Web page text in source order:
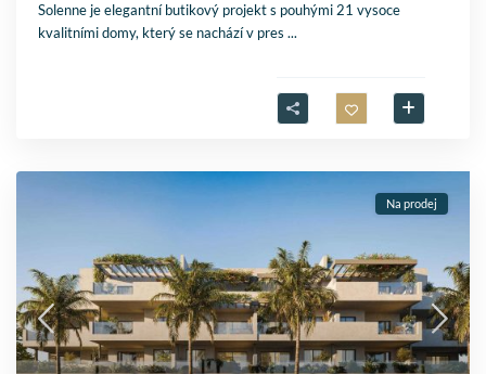
Solenne je elegantní butikový projekt s pouhými 21 vysoce
kvalitními domy, který se nachází v pres...
Na prodej